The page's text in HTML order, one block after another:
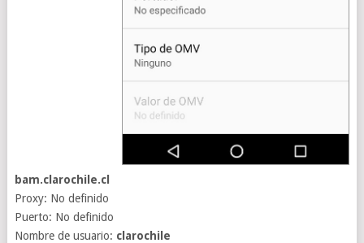
bam.clarochile.cl
Proxy: No definido
Puerto: No definido
Nombre de usuario: clarochile